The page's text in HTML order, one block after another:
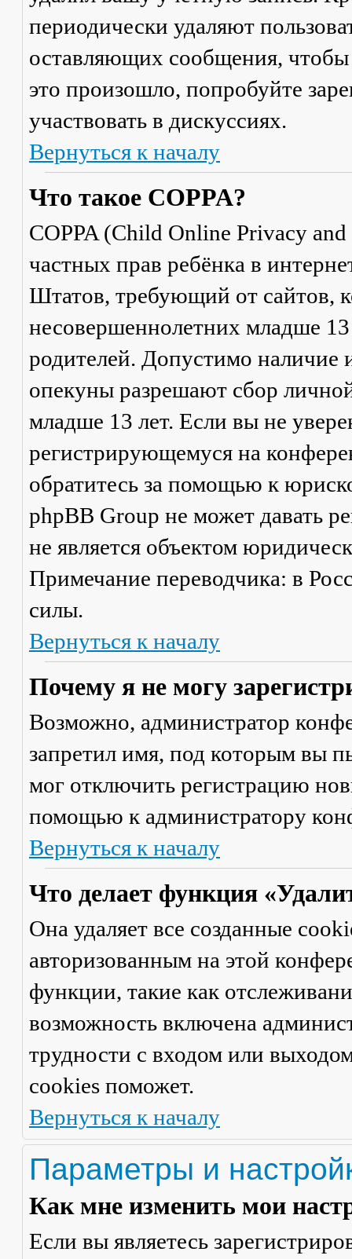
периодически удаляют
оставляющих сообщения,
это произошло, попробуйте
участвовать в дискуссиях.
Вернуться к началу
Что такое COPPA?
COPPA (Child Online Privacy
частных прав ребёнка в
Штатов, требующий от сайтов,
несовершеннолетних младше 13
родителей. Допустимо наличие
опекуны разрешают сбор
младше 13 лет. Если вы не
регистрирующемуся на
обратитесь за помощью к
phpBB Group не может давать
не является объектом
Примечание переводчика: в
силы.
Вернуться к началу
Почему я не могу
Возможно, администратор
запретил имя, под которым вы
мог отключить регистрацию
помощью к администратору
Вернуться к началу
Что делает функция
Она удаляет все созданные
авторизованным на этой
функции, такие как
возможность включена
трудности с входом или
cookies поможет.
Вернуться к началу
Параметры и
Как мне изменить мои
Если вы являетесь